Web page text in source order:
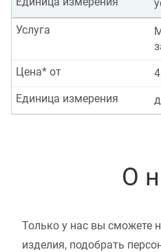
Услуга
Цена* от
Единица измерения
О
Только у нас вы сможете
изделия, подобрать